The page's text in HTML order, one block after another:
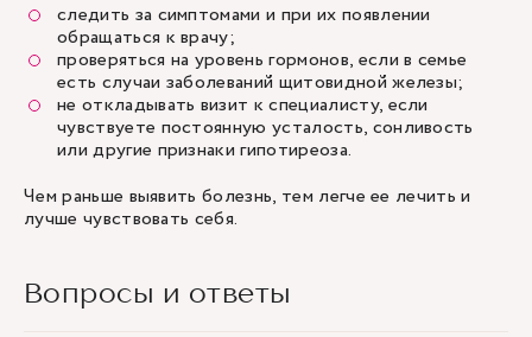
следить за симптомами и при их появлении
обращаться к врачу;
проверяться на уровень гормонов, если в семье
есть случаи заболеваний щитовидной железы;
не откладывать визит к специалисту, если
чувствуете постоянную усталость, сонливость
или другие признаки гипотиреоза.
Чем раньше выявить болезнь, тем легче ее лечить и
лучше чувствовать себя.
Вопросы и ответы